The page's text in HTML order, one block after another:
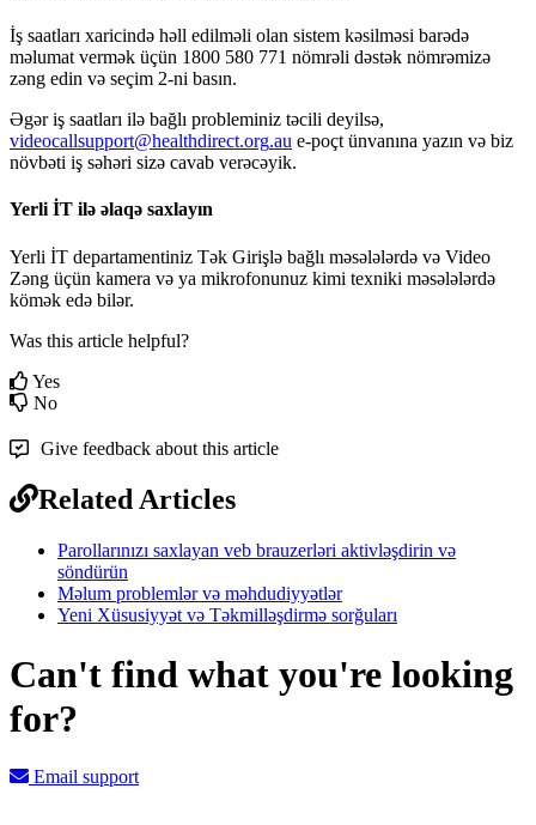
İş saatları xaricində həll edilməli olan sistem kəsilməsi barədə
məlumat vermək üçün 1800 580 771 nömrəli dəstək nömrəmizə
zəng edin və seçim 2-ni basın.
Əgər iş saatları ilə bağlı probleminiz təcili deyilsə,
videocallsupport@healthdirect.org.au e-poçt ünvanına yazın və biz
növbəti iş səhəri sizə cavab verəcəyik.
Yerli İT ilə əlaqə saxlayın
Yerli İT departamentiniz Tək Girişlə bağlı məsələlərdə və Video
Zəng üçün kamera və ya mikrofonunuz kimi texniki məsələlərdə
kömək edə bilər.
Was this article helpful?
Yes
No
Give feedback about this article
Related Articles
Parollarınızı saxlayan veb brauzerləri aktivləşdirin və
söndürün
Məlum problemlər və məhdudiyyətlər
Yeni Xüsusiyyət və Təkmilləşdirmə sorğuları
Can't find what you're looking
for?
Email support